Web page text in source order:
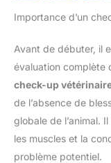
Importance d’un
Avant de débuter, il
évaluation complète
check-up
de l’absence de
globale de l’animal.
les muscles et la
problème potentiel.